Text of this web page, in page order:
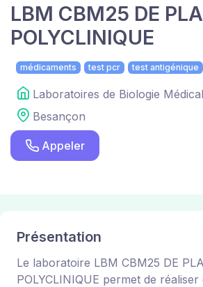
LBM CBM25 DE
POLYCLINIQUE
médicaments test pcr test antigénique
Laboratoires de Biologie
Besançon
Appeler
Présentation
Le laboratoire LBM CBM25 DE
POLYCLINIQUE permet de réaliser